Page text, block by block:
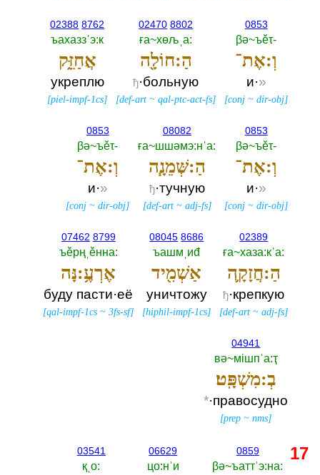
0853
βә~ъěτ-‎
וְ:אֶת־
и·»
[conj ~dir-obj]
02470 8802
ға~хөљˌа:‎
הַ:חוֹלָ֖ה
ђ·больную
[def-art ~qal-ptc-act-fs]
02388 8762
ъахаззˈэ:к
אֲחַזֵּ֑ק
укреплю
[piel-impf-1cs]
0853
βә~ъěτ-‎
וְ:אֶת־
и·»
[conj ~dir-obj]
08082
ға~шшәмэ:нˈа:‎
הַ:שְּׁמֵנָ֧ה
ђ·тучную
[def-art~ adj-fs]
0853
βә~ъěτ-‎
וְ:אֶת־
и·»
[conj ~dir-obj]
02389
ға~хаза:кˈа:‎
הַ:חֲזָקָ֛ה
ђ·крепкую
[def-art ~adj-fs]
08045 8686
ъашмˌиđ
אַשְׁמִ֖יד
уничтожу
[hiphil-impf-1cs]
07462 8799
ъěрңˌěнна:‎
אֶרְעֶ֥:נָּה
буду пасти·её
[qal-impf-1cs ~3fs-sf]
04941
вә~мiшпˈа:ҭ
בְ:מִשְׁפָּֽט׃
*·правосудно
[prep ~nms]
0859
βә~ъаттˈэ:на:‎
06629
цо:нˈи
03541
қˌо:‎
17